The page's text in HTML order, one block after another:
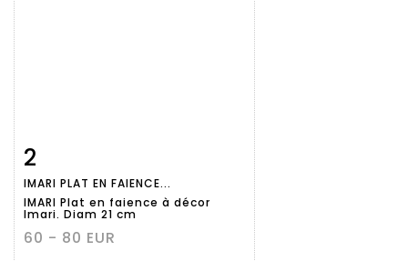
détaillée
2
IMARI PLAT EN FAIENCE...
IMARI Plat en faience à décor
Imari. Diam 21 cm
60 - 80 EUR